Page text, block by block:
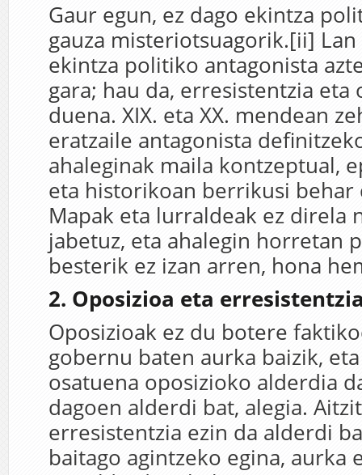
Gaur egun, ez dago ekintza
gauza misteriotsuagorik.[ii]
ekintza politiko antagonista
gara; hau da, erresistentzia eta
duena. XIX. eta XX. mendean
eratzaile antagonista
ahaleginak maila kontzeptual,
eta historikoan berrikusi
Mapak eta lurraldeak ez direla
jabetuz, eta ahalegin horretan
besterik ez izan arren, hona
2. Oposizioa eta
Oposizioak ez du botere
gobernu baten aurka baizik,
osatuena oposizioko alderdia
dagoen alderdi bat, alegia.
erresistentzia ezin da alderdi
baitago agintzeko egina, aurka